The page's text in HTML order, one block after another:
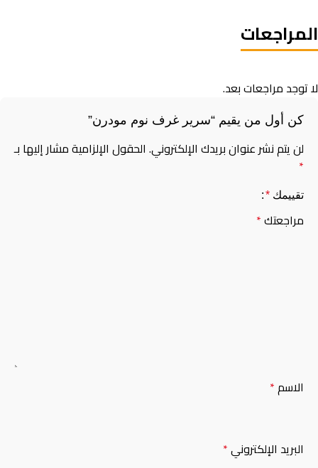
المراجعات
لا توجد مراجعات بعد.
كن أول من يقيم “سرير غرف نوم​ مودرن”
لن يتم نشر عنوان بريدك الإلكتروني. الحقول الإلزامية مشار إليها بـ
*
تقييمك *
مراجعتك*
الاسم*
البريد الإلكتروني*